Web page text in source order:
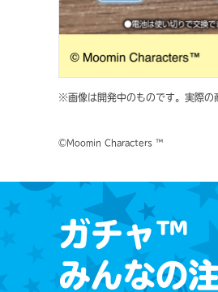
※画像は開発中のものです。実際の
©Moomin Characters ™
ガチャ™
みんなの